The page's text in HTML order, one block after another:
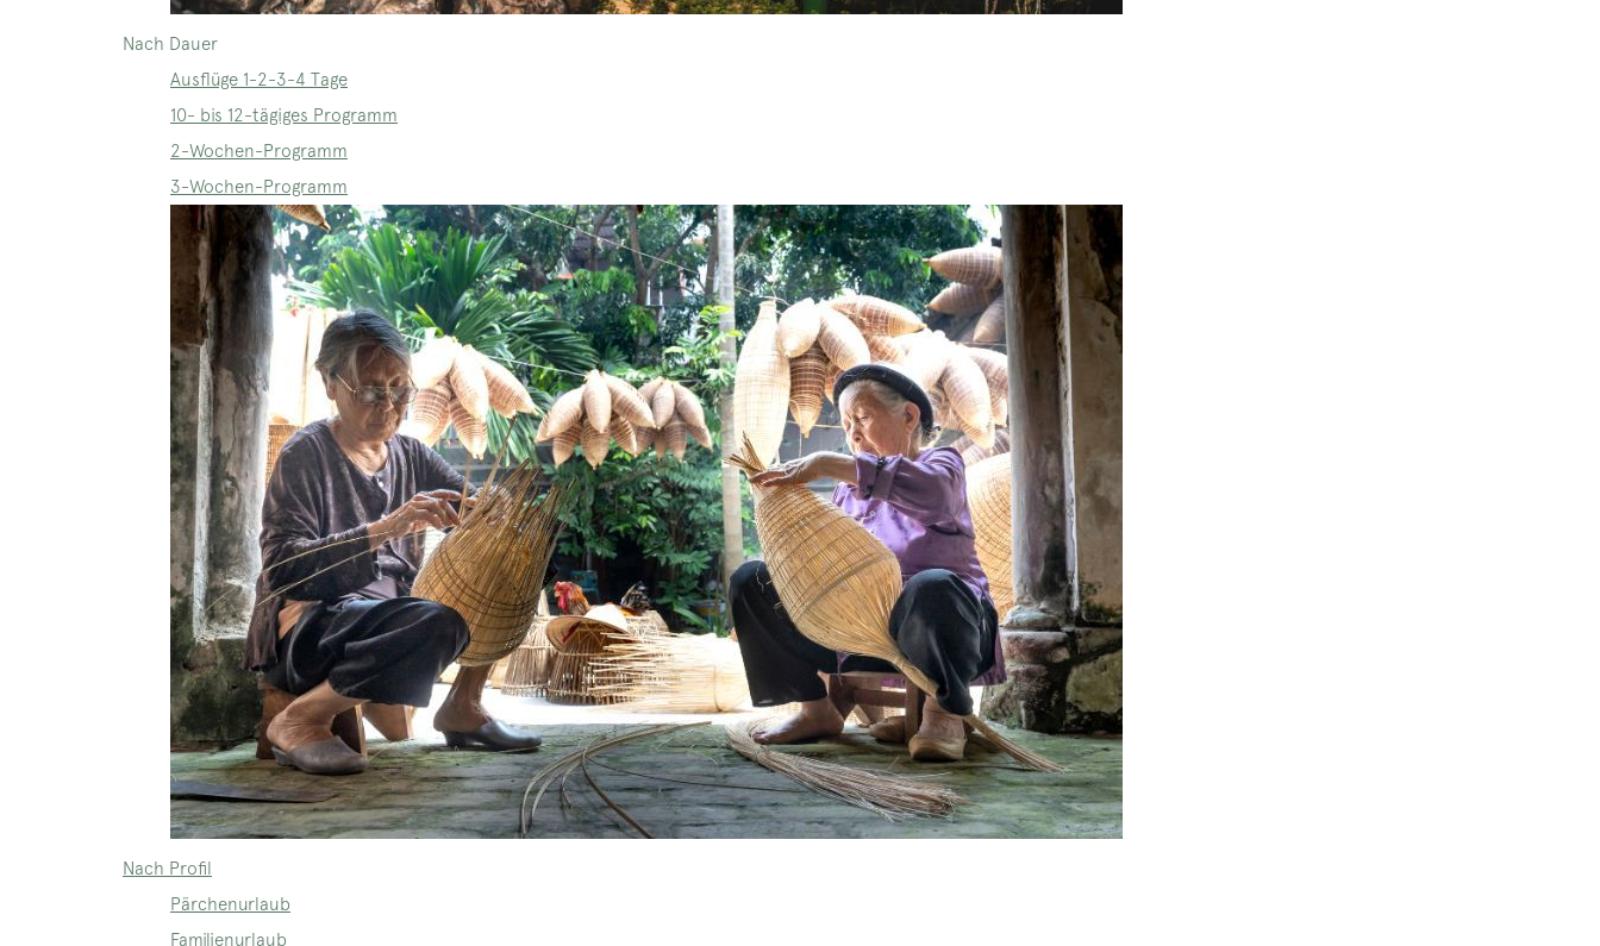
Nach Dauer
Ausflüge 1-2-3-4 Tage
10- bis 12-tägiges Programm
2-Wochen-Programm
3-Wochen-Programm
Nach Profil
Pärchenurlaub
Familienurlaub